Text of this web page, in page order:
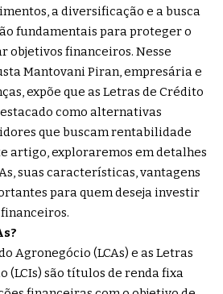
a diversificação e a busca
fundamentais para proteger o
objetivos financeiros. Nesse
Mantovani Piran, empresária e
expõe que as Letras de Crédito
como alternativas
que buscam rentabilidade
artigo, exploraremos em detalhes
suas características, vantagens
para quem deseja investir
Agronegócio (LCAs) e as Letras
são títulos de renda fixa